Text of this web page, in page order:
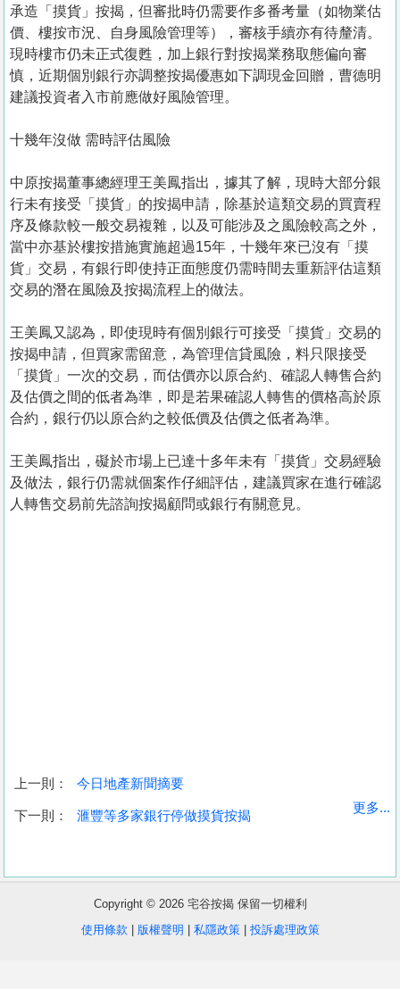
收
盤
承造「摸貨」按揭，但審批時仍需要作多番考量（如物業估
價、樓按市況、自身風險管理等），審核手續亦有待釐清。
現時樓市仍未正式復甦，加上銀行對按揭業務取態偏向審
慎，近期個別銀行亦調整按揭優惠如下調現金回贈，曹德明
建議投資者入市前應做好風險管理。
十幾年沒做 需時評估風險
中原按揭董事總經理王美鳳指出，據其了解，現時大部分銀
行未有接受「摸貨」的按揭申請，除基於這類交易的買賣程
序及條款較一般交易複雜，以及可能涉及之風險較高之外，
當中亦基於樓按措施實施超過15年，十幾年來已沒有「摸
貨」交易，有銀行即使持正面態度仍需時間去重新評估這類
交易的潛在風險及按揭流程上的做法。
王美鳳又認為，即使現時有個別銀行可接受「摸貨」交易的
按揭申請，但買家需留意，為管理信貸風險，料只限接受
「摸貨」一次的交易，而估價亦以原合約、確認人轉售合約
及估價之間的低者為準，即是若果確認人轉售的價格高於原
合約，銀行仍以原合約之較低價及估價之低者為準。
王美鳳指出，礙於市場上已達十多年未有「摸貨」交易經驗
及做法，銀行仍需就個案作仔細評估，建議買家在進行確認
人轉售交易前先諮詢按揭顧問或銀行有關意見。
上一則： 今日地產新聞摘要
下一則： 滙豐等多家銀行停做摸貨按揭
更多...
Copyright © 2026 宅谷按揭 保留一切權利
使用條款
版權聲明 私隱政策| 投訴處理政策